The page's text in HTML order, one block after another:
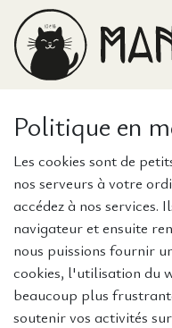
Se rendre au contenu
Politique en
Les cookies sont de
nos serveurs à votre
accédez à nos services.
navigateur et ensuite
nous puissions fournir
cookies, l'utilisation du
beaucoup plus
soutenir vos activités